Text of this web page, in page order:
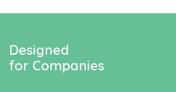
Designed
for Companies